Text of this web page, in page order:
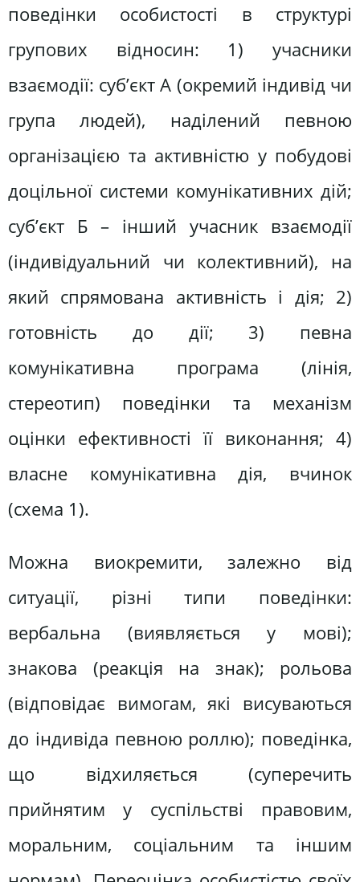
поведінки особистості в структурі
групових відносин: 1) учасники
взаємодії: суб’єкт А (окремий індивід чи
група людей), наділений певною
організацією та активністю у побудові
доцільної системи комунікативних дій;
суб’єкт Б – інший учасник взаємодії
(індивідуальний чи колективний), на
який спрямована активність і дія; 2)
готовність до дії; 3) певна
комунікативна програма (лінія,
стереотип) поведінки та механізм
оцінки ефективності її виконання; 4)
власне комунікативна дія, вчинок
(схема 1).
Можна виокремити, залежно від
ситуації, різні типи поведінки:
вербальна (виявляється у мові);
знакова (реакція на знак); рольова
(відповідає вимогам, які висуваються
до індивіда певною роллю); поведінка,
що відхиляється (суперечить
прийнятим у суспільстві правовим,
моральним, соціальним та іншим